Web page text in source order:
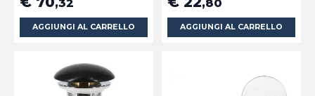
,32
AGGIUNGI AL CARRELLO
,80
AGGIUNGI AL CARRELLO